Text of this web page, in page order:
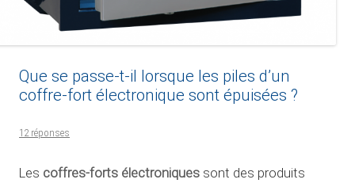
Que se passe-t-il lorsque les piles d’un
coffre-fort électronique sont épuisées ?
12 réponses
Les coffres-forts électroniques sont des produits